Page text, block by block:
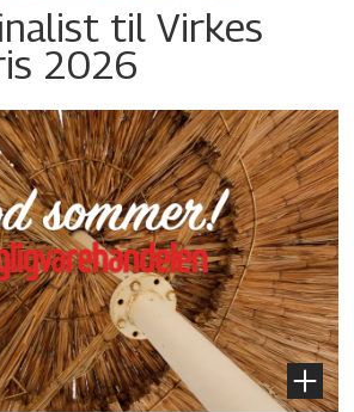
til Virkes
2026